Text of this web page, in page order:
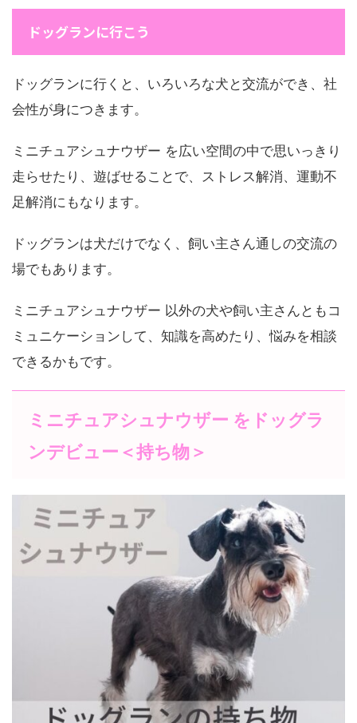
ドッグランに行こう
ドッグランに行くと、いろいろな犬と交流ができ、社
会性が身につきます。
ミニチュアシュナウザー を広い空間の中で思いっきり
走らせたり、遊ばせることで、ストレス解消、運動不
足解消にもなります。
ドッグランは犬だけでなく、飼い主さん通しの交流の
場でもあります。
ミニチュアシュナウザー 以外の犬や飼い主さんともコ
ミュニケーションして、知識を高めたり、悩みを相談
できるかもです。
ミニチュアシュナウザー をドッグラ
ンデビュー＜持ち物＞